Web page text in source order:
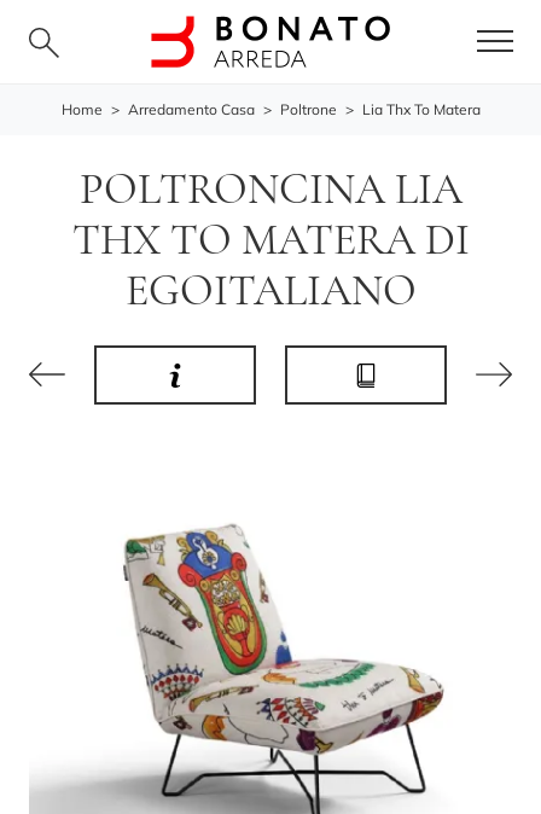
Home > Arredamento Casa > Poltrone > Lia Thx To Matera
POLTRONCINA LIA
THX TO MATERA DI
EGOITALIANO